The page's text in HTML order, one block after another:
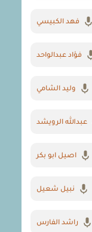
فهد الكبيسي
فؤاد عبدالواحد
وليد الشامي
عبدالله الرويشد
اصيل ابو بكر
نبيل شعيل
راشد الفارس